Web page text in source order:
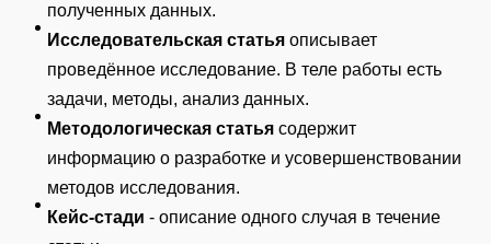
полученных данных.
Исследовательская статья описывает
проведённое исследование. В теле работы есть
задачи, методы, анализ данных.
Методологическая статья содержит
информацию о разработке и усовершенствовании
методов исследования.
Кейс-стади - описание одного случая в течение